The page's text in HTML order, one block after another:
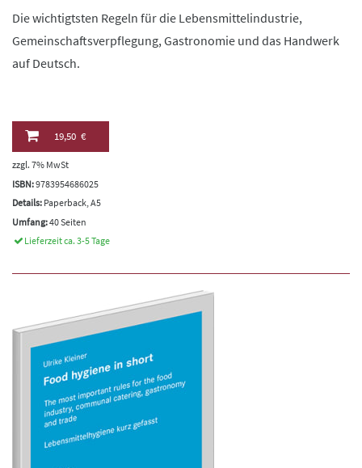
Die wichtigtsten Regeln für die Lebensmittelindustrie,
Gemeinschaftsverpflegung, Gastronomie und das Handwerk
auf Deutsch.
19,50 €
zzgl. 7% MwSt
ISBN:9783954686025
Details: Paperback, A5
Umfang:40 Seiten
Lieferzeit ca. 3-5 Tage